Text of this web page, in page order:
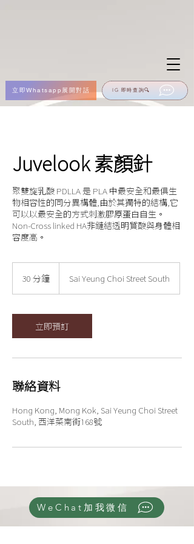
立即Whatsapp展開對話 IG 即時查詢🔍
Juvelook 素顏針
聚雙旋乳酸 PDLLA 是 PLA 中最安全和最俱生
物相容性的同分異構體,由於其獨特的結構,它
可以以最安全的方式刺激膠原蛋白自生。
Non-Cross linked HA非鏈結透明質酸與身體相
容度高。
30 分鐘
鐘
Sai Yeung Choi Street South
立即預訂
聯絡資料
Hong Kong, Mong Kok, Sai Yeung Choi Street
South, 西洋菜南街168號
WeChat加我微信
© 2024 by Luminous Aesthetic